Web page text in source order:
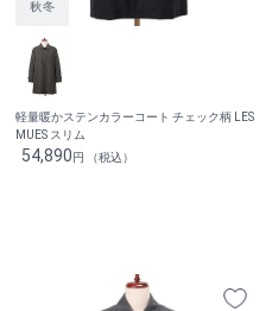
軽量暖かステンカラーコート チェック柄 LES
MUES スリム
54,890円 （税込）